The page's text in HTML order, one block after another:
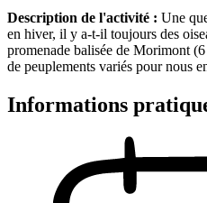
Description de l'activité : Une
en hiver, il y a-t-il toujours des
promenade balisée de Morimont
de peuplements variés pour nous
Informations